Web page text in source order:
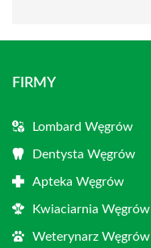
FIRMY
Lombard Węgrów
Dentysta Węgrów
Apteka Węgrów
Kwiaciarnia Węgrów
Weterynarz Węgrów